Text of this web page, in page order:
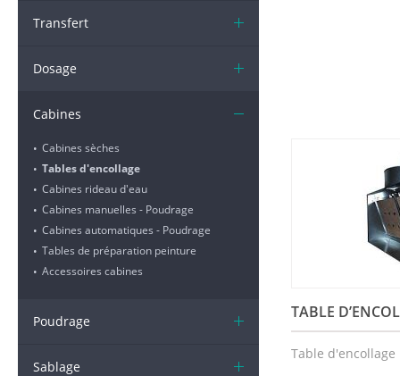
Transfert
Dosage
Cabines
•Cabines sèches
•Tables d'encollage
•Cabines rideau d'eau
•Cabines manuelles - Poudrage
•Cabines automatiques - Poudrage
•Tables de préparation peinture
•Accessoires cabines
Poudrage
Sablage
TABLE
Table